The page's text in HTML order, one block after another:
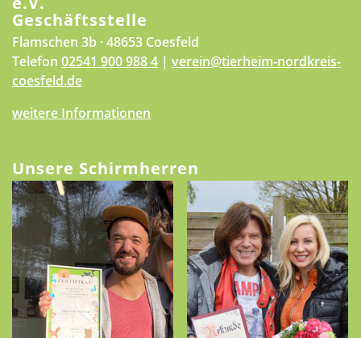
Geschäftsstelle
Flamschen 3b · 48653 Coesfeld
Telefon 02541 900 988 4 | verein@tierheim-nordkreis-
coesfeld.de
weitere Informationen
Unsere Schirmherren